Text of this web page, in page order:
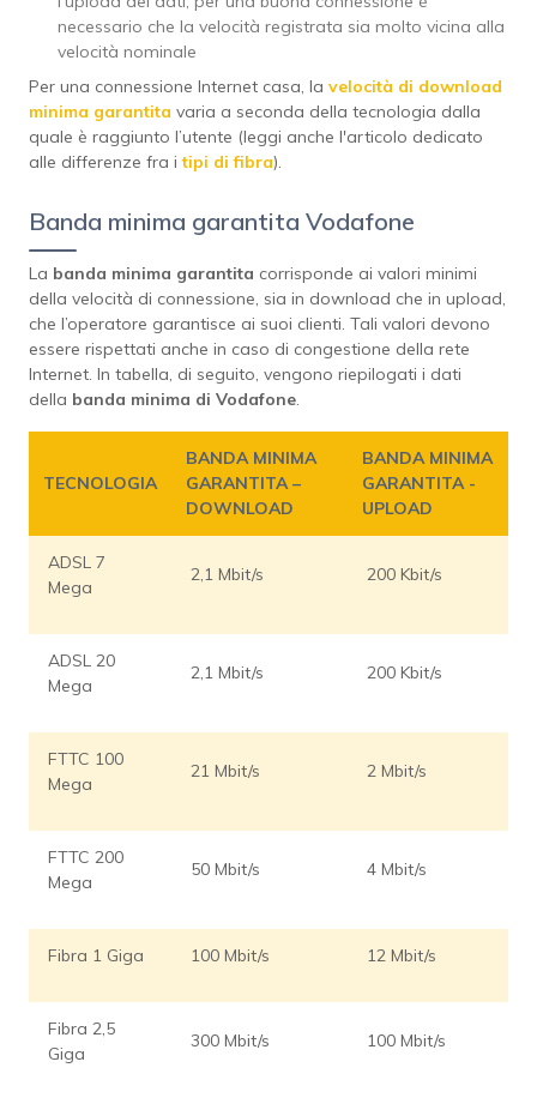
necessario che la velocità registrata sia molto vicina alla
velocità nominale
Per una connessione Internet casa, la velocità di download
minima garantita varia a seconda della tecnologia dalla
quale è raggiunto l’utente (leggi anche l'articolo dedicato
alle differenze fra itipi di fibra).
Banda minima garantita Vodafone
La banda minima garantita corrisponde ai valori minimi
della velocità di connessione, sia in download che in upload,
che l’operatore garantisce ai suoi clienti. Tali valori devono
essere rispettati anche in caso di congestione della rete
Internet. In tabella, di seguito, vengono riepilogati i dati
della banda minima di Vodafone.
TECNOLOGIA
BANDA MINIMA
GARANTITA –
DOWNLOAD
BANDA MINIMA
GARANTITA -
UPLOAD
ADSL 7
Mega
2,1 Mbit/s 200 Kbit/s
ADSL 20
Mega
2,1 Mbit/s 200 Kbit/s
FTTC 100
Mega
21 Mbit/s 2 Mbit/s
FTTC 200
Mega
50 Mbit/s 4 Mbit/s
Fibra 1 Giga 100 Mbit/s 12 Mbit/s
Fibra 2,5
Giga
300 Mbit/s 100 Mbit/s